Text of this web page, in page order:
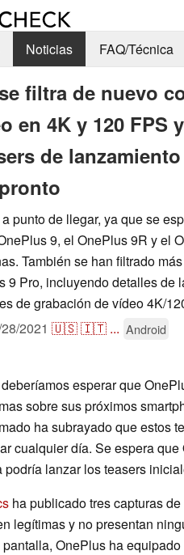
Noticias FAQ/Técnica
filtra de nuevo
en 4K y 120 FPS
de
punto de llegar, ya que se
9, el OnePlus 9R y el
También se han filtrado más
9 Pro, incluyendo detalles de
de grabación de vídeo 4K/
2021 🇺🇸🇮🇹 ... Android
esperar que
sobre sus próximos
ha subrayado que estos
cualquier día. Se espera
lanzar los teasers
ha publicado tres capturas
legítimas y no presentan
OnePlus ha